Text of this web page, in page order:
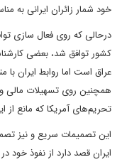
خود شمار زائران ایرانی به
درحالی که روی فعال سازی
کشور توافق شد، بعضی
عراق است اما روابط ایران
همچنین روی تسهیلات مالی
تحریم‌های آمریکا که مانع
این تصمیمات سریع و نیز
ایران قصد دارد از نفوذ خود